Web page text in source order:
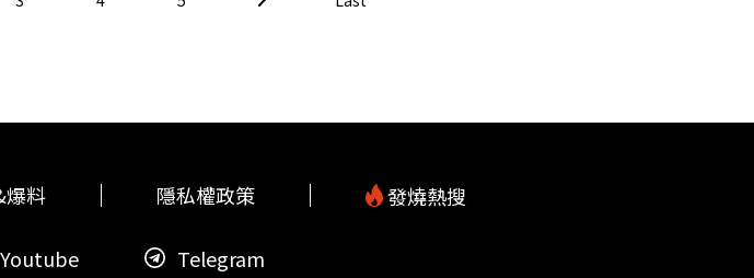
告林○蓉先前於 113 年 11 月及 114 年 6 月間， 即曾因涉嫌傷害傅姓律師、恐
第 1 項第 2 款、第 4 款之規定，向臺中地院聲請羈押。中檢強調，為保障所有
籲社會大眾理性處理衝突，尊重他人生命與法治秩序，共同維護社會安全。
爆料 隱私權政策 發燒熱搜
Youtube Telegram